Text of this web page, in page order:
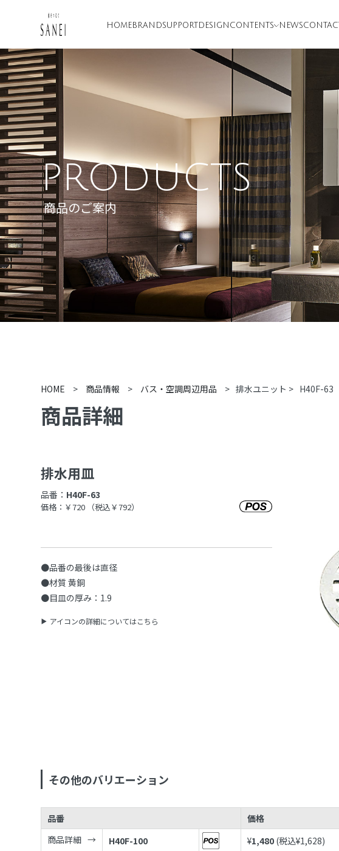
HOME BRANDSUPPORT DESIGN CONTENTS NEWSCONTACT
PRODUCTS
商品のご案内
HOME > 商品情報 > バス・空調周辺用品 > 排水ユニット > H40F-63
商品詳細
排水用皿
品番： H40F-63
価格：￥720 （税込￥792）
●品番の最後は直径
●材質 黄銅
●目皿の厚み：1.9
アイコンの詳細についてはこちら
その他のバリエーション
品番 価格
商品詳細
H40F-100 ¥1,480 (税込¥1,628)